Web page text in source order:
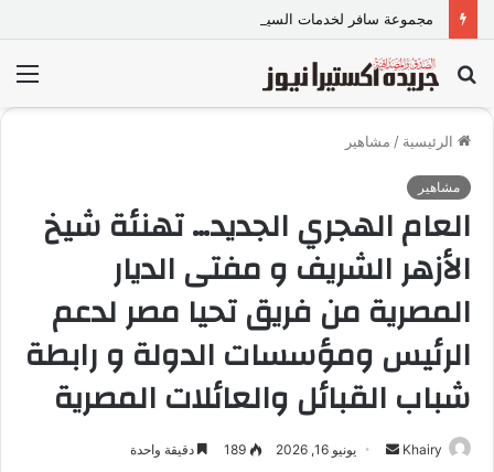
مجموعة سافر لخدمات السياحة
بحث
عن
الرئيسية / مشاهير
مشاهير
العام الهجري الجديد… تهنئة شيخ
الأزهر الشريف و مفتى الديار
المصرية من فريق تحيا مصر لدعم
الرئيس ومؤسسات الدولة و رابطة
شباب القبائل والعائلات المصرية
Khairy يونيو 16, 2026 189 دقيقة واحدة